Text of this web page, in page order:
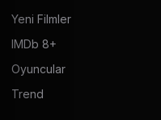
Yeni Filmler
IMDb 8+
Oyuncular
Trend